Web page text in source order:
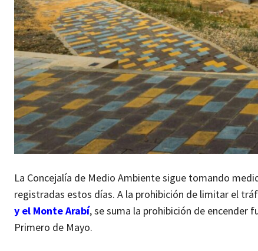
La Concejalía de Medio Ambiente sigue tomando
registradas estos días. A la prohibición de limitar el
y el Monte Arabí, se suma la prohibición de encender
Primero de Mayo.